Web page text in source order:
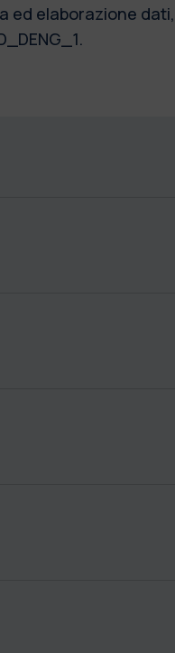
elaborazione